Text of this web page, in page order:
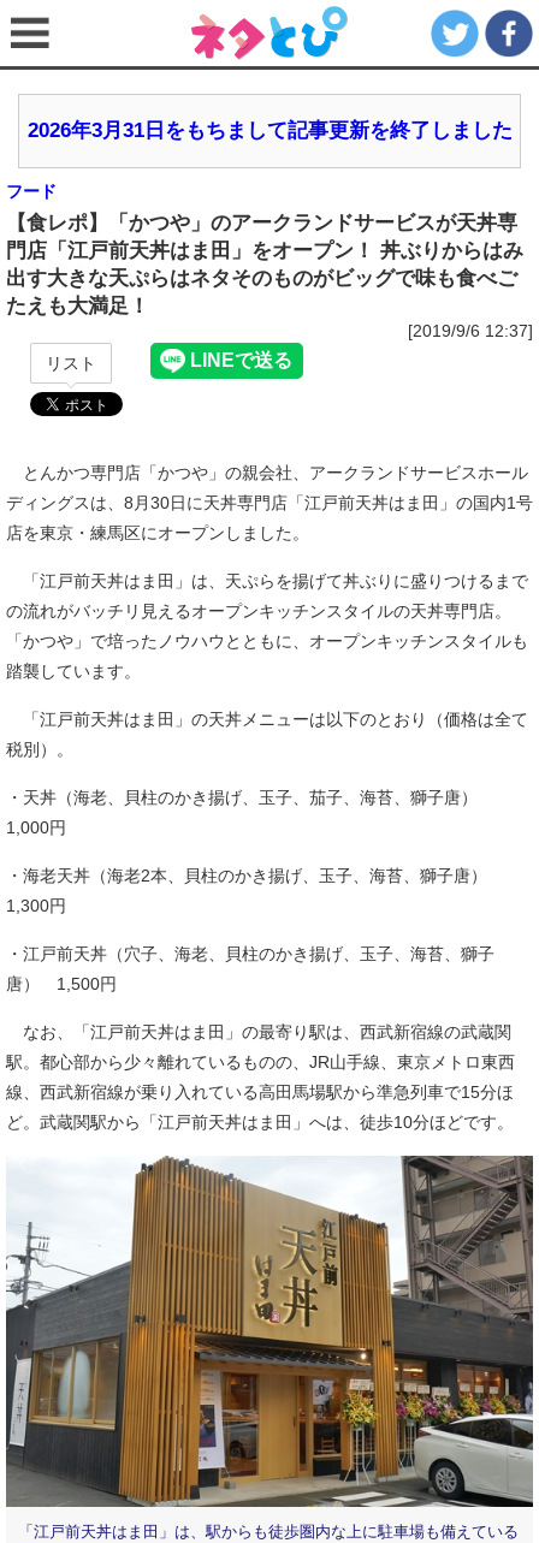
2026年3月31日をもちまして記事更新を終了しました
フード
【食レポ】「かつや」のアークランドサービスが天丼専
門店「江戸前天丼はま田」をオープン！ 丼ぶりからはみ
出す大きな天ぷらはネタそのものがビッグで味も食べご
たえも大満足！
[2019/9/6 12:37]
リスト
とんかつ専門店「かつや」の親会社、アークランドサービスホール
ディングスは、8月30日に天丼専門店「江戸前天丼はま田」の国内1号
店を東京・練馬区にオープンしました。
「江戸前天丼はま田」は、天ぷらを揚げて丼ぶりに盛りつけるまで
の流れがバッチリ見えるオープンキッチンスタイルの天丼専門店。
「かつや」で培ったノウハウとともに、オープンキッチンスタイルも
踏襲しています。
「江戸前天丼はま田」の天丼メニューは以下のとおり（価格は全て
税別）。
・天丼（海老、貝柱のかき揚げ、玉子、茄子、海苔、獅子唐）
1,000円
・海老天丼（海老2本、貝柱のかき揚げ、玉子、海苔、獅子唐）
1,300円
・江戸前天丼（穴子、海老、貝柱のかき揚げ、玉子、海苔、獅子
唐） 1,500円
なお、「江戸前天丼はま田」の最寄り駅は、西武新宿線の武蔵関
駅。都心部から少々離れているものの、JR山手線、東京メトロ東西
線、西武新宿線が乗り入れている高田馬場駅から準急列車で15分ほ
ど。武蔵関駅から「江戸前天丼はま田」へは、徒歩10分ほどです。
「江戸前天丼はま田」は、駅からも徒歩圏内な上に駐車場も備えている